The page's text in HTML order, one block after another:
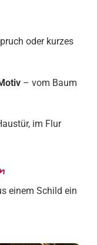
oder kurzes
– vom Baum
im Flur
einem Schild ein